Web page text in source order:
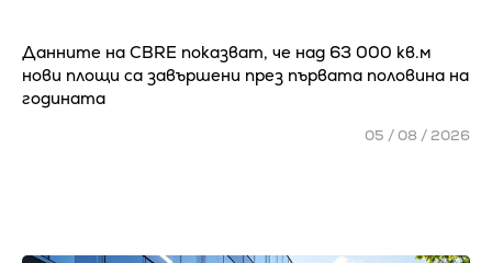
Данните на CBRE показват, че над 63 000 кв.м
нови площи са завършени през първата половина на
годината
05 / 08 / 2026